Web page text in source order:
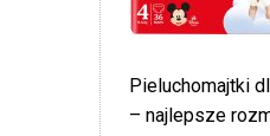
Pieluchomajtki
– najlepsze